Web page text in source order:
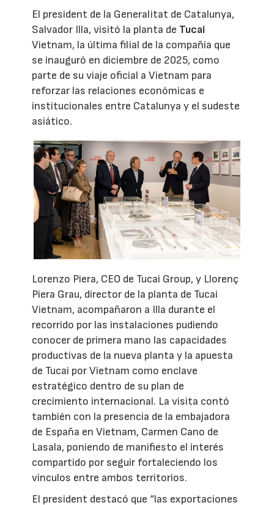
El president de la Generalitat de Catalunya,
Salvador Illa, visitó la planta de Tucai
Vietnam, la última filial de la compañía que
se inauguró en diciembre de 2025, como
parte de su viaje oficial a Vietnam para
reforzar las relaciones económicas e
institucionales entre Catalunya y el sudeste
asiático.
Lorenzo Piera, CEO de Tucai Group, y Llorenç
Piera Grau, director de la planta de Tucai
Vietnam, acompañaron a Illa durante el
recorrido por las instalaciones pudiendo
conocer de primera mano las capacidades
productivas de la nueva planta y la apuesta
de Tucai por Vietnam como enclave
estratégico dentro de su plan de
crecimiento internacional. La visita contó
también con la presencia de la embajadora
de España en Vietnam, Carmen Cano de
Lasala, poniendo de manifiesto el interés
compartido por seguir fortaleciendo los
vínculos entre ambos territorios.
El president destacó que “las exportaciones